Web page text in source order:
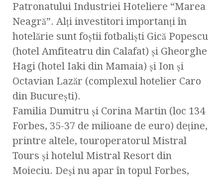
Patronatului Industriei Hoteliere “Marea
Neagră”. Alţi investitori importanţi în
hotelărie sunt foştii fotbalişti Gică Popescu
(hotel Amfiteatru din Calafat) şi Gheorghe
Hagi (hotel Iaki din Mamaia) şi Ion şi
Octavian Lazăr (complexul hotelier Caro
din Bucureşti).
Familia Dumitru şi Corina Martin (loc 134
Forbes, 35-37 de milioane de euro) deţine,
printre altele, touroperatorul Mistral
Tours şi hotelul Mistral Resort din
Moieciu. Deşi nu apar în topul Forbes,